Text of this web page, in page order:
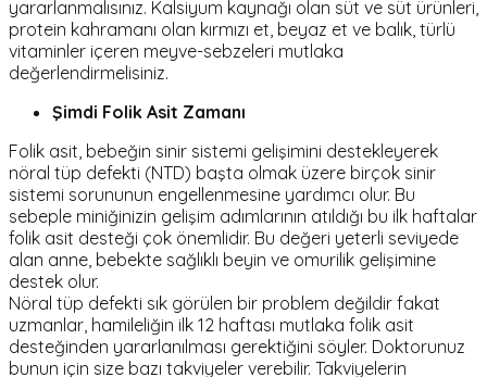
yararlanmalısınız. Kalsiyum kaynağı olan süt ve süt ürünleri,
protein kahramanı olan kırmızı et, beyaz et ve balık, türlü
vitaminler içeren meyve-sebzeleri mutlaka
değerlendirmelisiniz.
Şimdi Folik Asit Zamanı
Folik asit, bebeğin sinir sistemi gelişimini destekleyerek
nöral tüp defekti (NTD) başta olmak üzere birçok sinir
sistemi sorununun engellenmesine yardımcı olur. Bu
sebeple miniğinizin gelişim adımlarının atıldığı bu ilk haftalar
folik asit desteği çok önemlidir. Bu değeri yeterli seviyede
alan anne, bebekte sağlıklı beyin ve omurilik gelişimine
destek olur.
Nöral tüp defekti sık görülen bir problem değildir fakat
uzmanlar, hamileliğin ilk 12 haftası mutlaka folik asit
desteğinden yararlanılması gerektiğini söyler. Doktorunuz
bunun için size bazı takviyeler verebilir. Takviyelerin